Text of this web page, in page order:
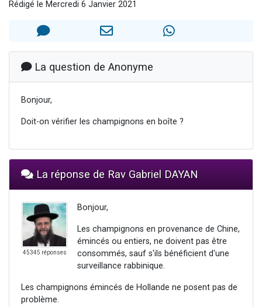
Il reste 49 places pour étudier en groupe sur Zoom
Eva vient de donner son Maasser
3 personnes viennent de faire un don pour Événements Torah-Box
Rédigé le Mercredi 6 Janvier 2021
La question de Anonyme
Bonjour,
Doit-on vérifier les champignons en boîte ?
La réponse de Rav Gabriel DAYAN
45345 réponses
Bonjour,
Les champignons en provenance de Chine,
émincés ou entiers, ne doivent pas être
consommés, sauf s'ils bénéficient d'une
surveillance rabbinique.
Les champignons émincés de Hollande ne posent pas de
problème.